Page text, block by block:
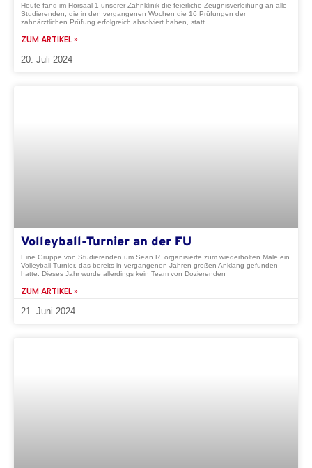
Heute fand im Hörsaal 1 unserer Zahnklinik die feierliche Zeugnisverleihung an alle
Studierenden, die in den vergangenen Wochen die 16 Prüfungen der
zahnärztlichen Prüfung erfolgreich absolviert haben, statt…
ZUM ARTIKEL »
20. Juli 2024
Volleyball-Turnier an der FU
Eine Gruppe von Studierenden um Sean R. organisierte zum wiederholten Male ein
Volleyball-Turnier, das bereits in vergangenen Jahren großen Anklang gefunden
hatte. Dieses Jahr wurde allerdings kein Team von Dozierenden
ZUM ARTIKEL »
21. Juni 2024